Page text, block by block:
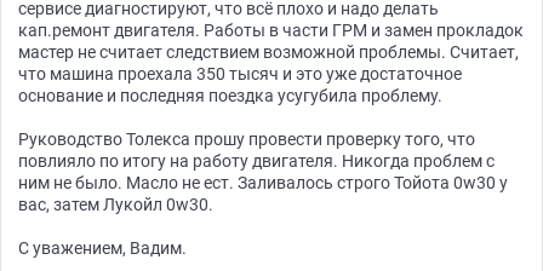
сервисе диагностируют, что всё плохо и надо делать
кап.ремонт двигателя. Работы в части ГРМ и замен прокладок
мастер не считает следствием возможной проблемы. Считает,
что машина проехала 350 тысяч и это уже достаточное
основание и последняя поездка усугубила проблему.
Руководство Толекса прошу провести проверку того, что
повлияло по итогу на работу двигателя. Никогда проблем с
ним не было. Масло не ест. Заливалось строго Тойота 0w30 у
вас, затем Лукойл 0w30.
С уважением, Вадим.